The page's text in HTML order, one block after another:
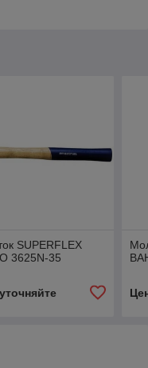
SUPERFLEX
3625N-35